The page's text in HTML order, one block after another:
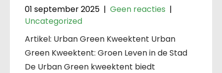
01 september 2025 | Geen reacties |
Uncategorized
Artikel: Urban Green Kweektent Urban
Green Kweektent: Groen Leven in de Stad
De Urban Green kweektent biedt